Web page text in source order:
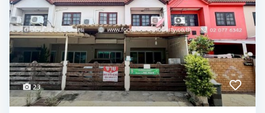
23